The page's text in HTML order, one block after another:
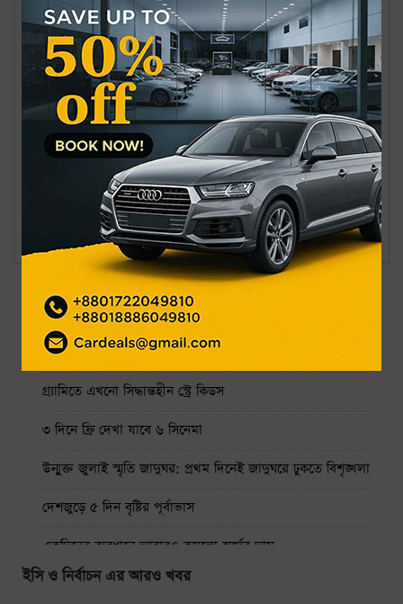
তালিকা প্রকাশ ও প্রতীক বরাদ্দ দেবেন ২১ জানুয়ারি। নির্বাচনী প্রচারণা
শুরু হবে ২২ জানুয়ারি এবং তা চলবে ১০ ফেব্রুয়ারি সকাল সাড়ে সাতটা
পর্যন্ত। ভোট গ্রহণ অনুষ্ঠিত হবে ১২ ফেব্রুয়ারি বৃহস্পতিবার সকাল সাড়ে
৭টা থেকে বিকেল সাড়ে ৪টা পর্যন্ত।
আনোয়ারা উদ্যান ডিএনসিসির কাছে হস্তান্তর করছে মেট্রোরেল
রাজনৈতিক বন্দিদের মুক্তি দিতে শুরু করেছে ভেনেজুয়েলা
সর্বশেষ
নাফ নদ থেকে ৩ জেলেকে ধরে নিয়ে গেছে আরাকান আর্মি
গ্র্যামিতে এখনো সিদ্ধান্তহীন স্ট্রে কিডস
৩ দিনে ফ্রি দেখা যাবে ৬ সিনেমা
উন্মুক্ত জুলাই স্মৃতি জাদুঘর: প্রথম দিনেই জাদুঘরে ঢুকতে বিশৃঙ্খলা
দেশজুড়ে ৫ দিন বৃষ্টির পূর্বাভাস
একদিনের ব্যবধানে আবারও কমলো স্বর্ণের দাম
ঢাকা-ময়মনসিংহ রুটে ট্রেন চলাচল বন্ধ
ইসি ও নির্বাচন এর আরও খবর